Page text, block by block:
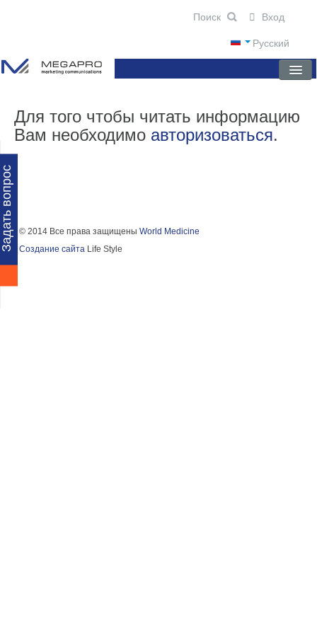
вопрос
Русский
Вход
ГЛАВНАЯ
О КОМПАНИИ
ПАРТНЕРЫ
Для того чтобы читать информацию
Вам необходимо авторизоваться.
© 2014 Все права защищеныWorld Medicine
Создание сайта Life Style